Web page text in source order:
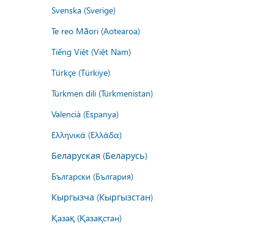
Svenska (Sverige)
Te reo Māori (Aotearoa)
Tiếng Việt (Việt Nam)
Türkçe (Türkiye)
Türkmen dili (Türkmenistan)
Valencià (Espanya)
Ελληνικά (Ελλάδα)
Беларуская (Беларусь)
Български (България)
Кыргызча (Кыргызстан)
Қазақ (Қазақстан)